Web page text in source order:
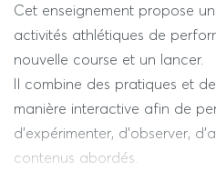
Cet enseignement propose
activités athlétiques de
nouvelle course et un lancer.
Il combine des pratiques et
manière interactive afin de
d’expérimenter, d’observer,
contenus abordés.